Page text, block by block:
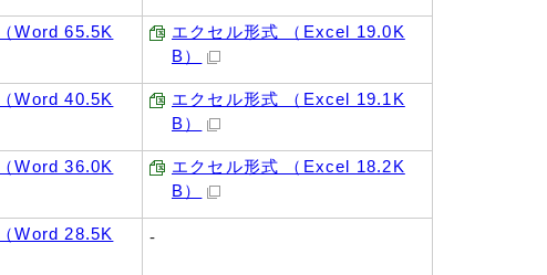
Word 65.5K
エクセル形式 （Excel 19.0K
B）
Word 40.5K
エクセル形式 （Excel 19.1K
B）
Word 36.0K
エクセル形式 （Excel 18.2K
B）
Word 28.5K
-